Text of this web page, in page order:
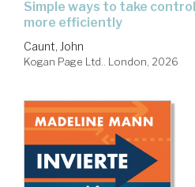
simple ways to take control, save time and work
more efficiently
Caunt, John
Kogan Page Ltd.. London, 2026